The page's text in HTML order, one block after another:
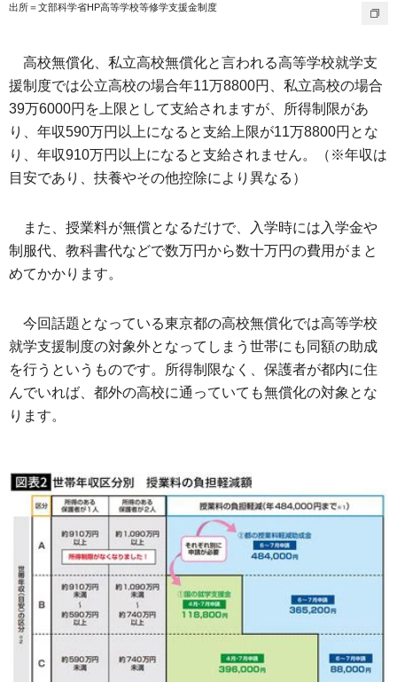
出所＝文部科学省HP高等学校等修学支援金制度
高校無償化、私立高校無償化と言われる高等学校就学支
援制度では公立高校の場合年11万8800円、私立高校の場合
39万6000円を上限として支給されますが、所得制限があ
り、年収590万円以上になると支給上限が11万8800円とな
り、年収910万円以上になると支給されません。（※年収は
目安であり、扶養やその他控除により異なる）
また、授業料が無償となるだけで、入学時には入学金や
制服代、教科書代などで数万円から数十万円の費用がまと
めてかかります。
今回話題となっている東京都の高校無償化では高等学校
就学支援制度の対象外となってしまう世帯にも同額の助成
を行うというものです。所得制限なく、保護者が都内に住
んでいれば、都外の高校に通っていても無償化の対象とな
ります。